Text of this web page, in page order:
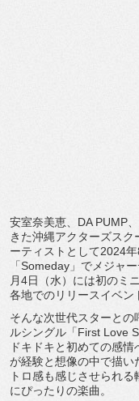
安室奈美恵、DA PUMP
きた沖縄アクターズス
ーティストとして2024
「Someday」でメジャ
月4日（水）には初のミ
各地でのリリースイベン
そんな次世代スターと
ルシングル「First Love
ドキドキと初めての感
が経験と想像の中で描い
トロ感も感じさせられ
にぴったりの楽曲。